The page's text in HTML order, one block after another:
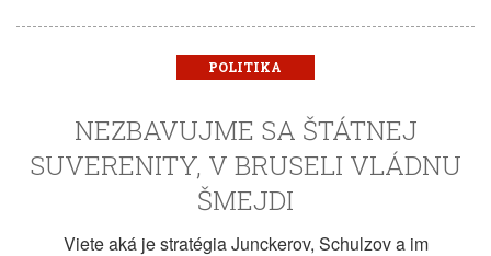
POLITIKA
NEZBAVUJME SA ŠTÁTNEJ
SUVERENITY, V BRUSELI VLÁDNU
ŠMEJDI
Viete aká je stratégia Junckerov, Schulzov a im